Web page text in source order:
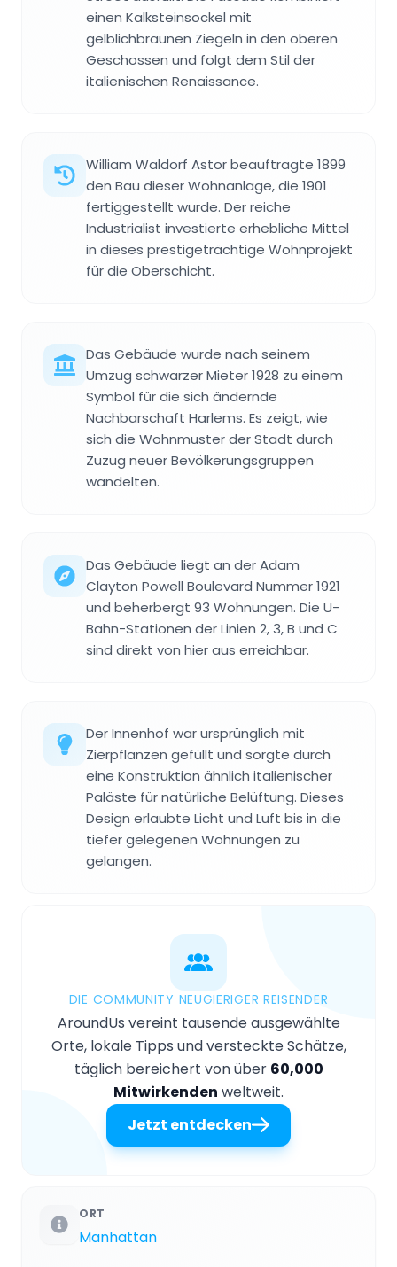
einen Kalksteinsockel mit
gelblichbraunen Ziegeln in den oberen
Geschossen und folgt dem Stil der
italienischen Renaissance.
William Waldorf Astor beauftragte 1899
den Bau dieser Wohnanlage, die 1901
fertiggestellt wurde. Der reiche
Industrialist investierte erhebliche Mittel
in dieses prestigeträchtige Wohnprojekt
für die Oberschicht.
Das Gebäude wurde nach seinem
Umzug schwarzer Mieter 1928 zu einem
Symbol für die sich ändernde
Nachbarschaft Harlems. Es zeigt, wie
sich die Wohnmuster der Stadt durch
Zuzug neuer Bevölkerungsgruppen
wandelten.
Das Gebäude liegt an der Adam
Clayton Powell Boulevard Nummer 1921
und beherbergt 93 Wohnungen. Die U-
Bahn-Stationen der Linien 2, 3, B und C
sind direkt von hier aus erreichbar.
Der Innenhof war ursprünglich mit
Zierpflanzen gefüllt und sorgte durch
eine Konstruktion ähnlich italienischer
Paläste für natürliche Belüftung. Dieses
Design erlaubte Licht und Luft bis in die
tiefer gelegenen Wohnungen zu
gelangen.
DIE COMMUNITY NEUGIERIGER REISENDER
AroundUs vereint tausende ausgewählte
Orte, lokale Tipps und versteckte Schätze,
täglich bereichert von über 60,000
Mitwirkenden weltweit.
Jetzt entdecken
ORT
Manhattan